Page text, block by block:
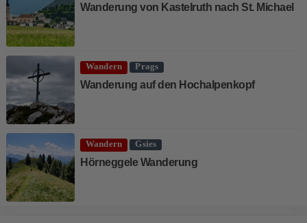
Wanderung von Kastelruth nach St. Michael
Wandern Prags
Wanderung auf den Hochalpenkopf
Wandern Gsies
Hörneggele Wanderung